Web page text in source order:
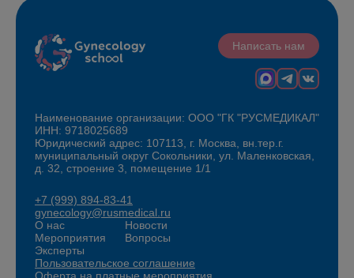
Написать нам
Наименование организации: ООО "ГК "РУСМЕДИКАЛ"
ИНН: 9718025689
Юридический адрес: 107113, г. Москва, вн.тер.г.
муниципальный округ Сокольники, ул. Маленковская,
д. 32, строение 3, помещение 1/1
+7 (999) 894-83-41
gynecology@rusmedical.ru
О нас
Мероприятия
Эксперты
Новости
Вопросы
Пользовательское соглашение